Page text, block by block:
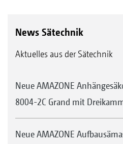
News Sätechnik
Aktuelles aus der Sätechnik
Neue AMAZONE
8004-2C Grand mit
Neue AMAZONE